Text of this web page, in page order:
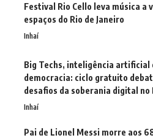
Festival Rio Cello leva música a
espaços do Rio de Janeiro
Inhaí
Big Techs, inteligência artificial
democracia: ciclo gratuito
desafios da soberania digital no
Inhaí
Pai de Lionel Messi morre aos